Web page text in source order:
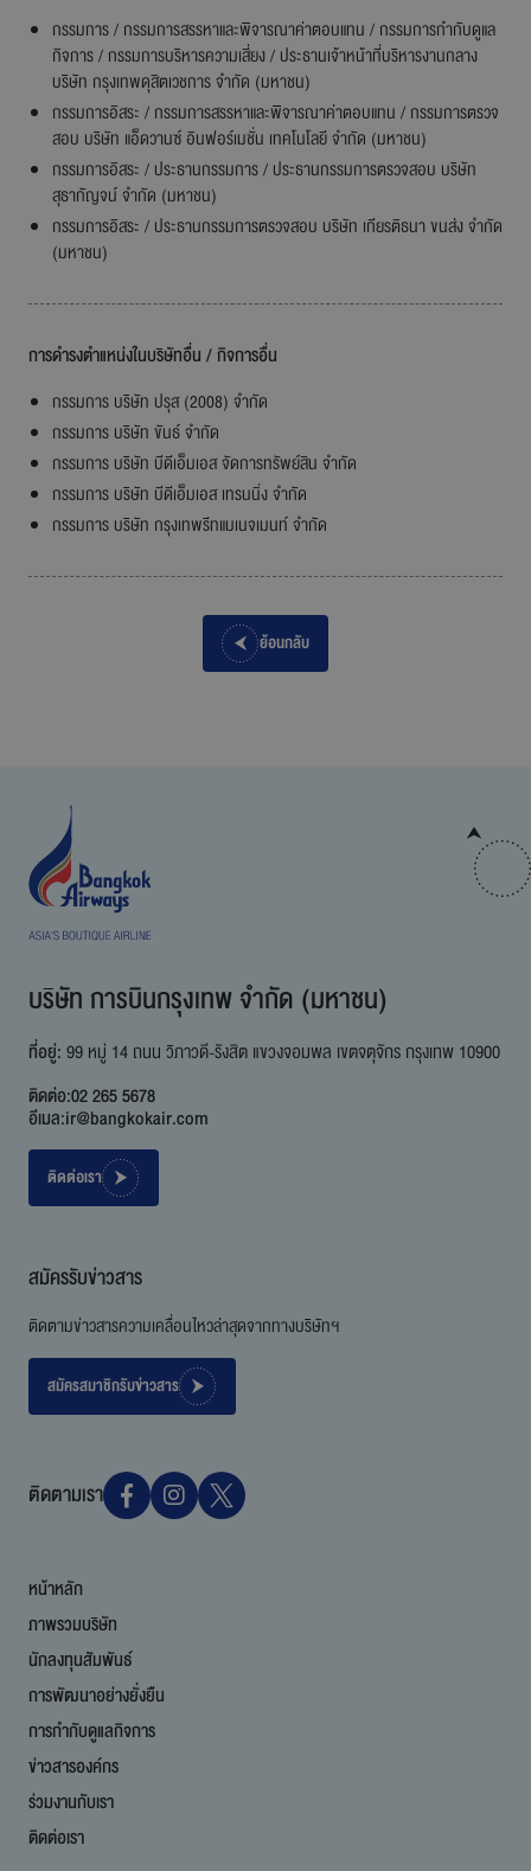
กรรมการ / กรรมการสรรหาและพิจารณาค่าตอบแทน / กรรมการกำกับดูแล
กิจการ / กรรมการบริหารความเสี่ยง / ประธานเจ้าหน้าที่บริหารงานกลาง
บริษัท กรุงเทพดุสิตเวชการ จำกัด (มหาชน)
กรรมการอิสระ / กรรมการสรรหาและพิจารณาค่าตอบแทน / กรรมการตรวจ
สอบ บริษัท แอ็ดวานซ์ อินฟอร์เมชั่น เทคโนโลยี จำกัด (มหาชน)
กรรมการอิสระ / ประธานกรรมการ / ประธานกรรมการตรวจสอบ บริษัท
สุธากัญจน์ จำกัด (มหาชน)
กรรมการอิสระ / ประธานกรรมการตรวจสอบ บริษัท เกียรติธนา ขนส่ง จำกัด
(มหาชน)
การดำรงตำแหน่งในบริษัทอื่น / กิจการอื่น
กรรมการ บริษัท ปรุส (2008) จำกัด
กรรมการ บริษัท ขันธ์ จำกัด
กรรมการ บริษัท บีดีเอ็มเอส จัดการทรัพย์สิน จำกัด
กรรมการ บริษัท บีดีเอ็มเอส เทรนนิ่ง จำกัด
กรรมการ บริษัท กรุงเทพรีทแมเนจเมนท์ จำกัด
ย้อนกลับ
บริษัท การบินกรุงเทพ จำกัด (มหาชน)
ที่อยู่:99 หมู่ 14 ถนน วิภาวดี-รังสิต แขวงจอมพล เขตจตุจักร กรุงเทพ 10900
ติดต่อ:02 265 5678
อีเมล:ir@bangkokair.com
ติดต่อเรา
สมัครรับข่าวสาร
ติดตามข่าวสารความเคลื่อนไหวล่าสุดจากทางบริษัทฯ
สมัครสมาชิกรับข่าวสาร
ติดตามเรา
หน้าหลัก
ภาพรวมบริษัท
นักลงทุนสัมพันธ์
การพัฒนาอย่างยั่งยืน
การกำกับดูแลกิจการ
ข่าวสารองค์กร
ร่วมงานกับเรา
ติดต่อเรา